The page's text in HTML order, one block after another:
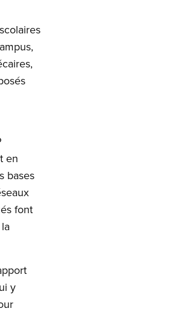
en
bases
font
y